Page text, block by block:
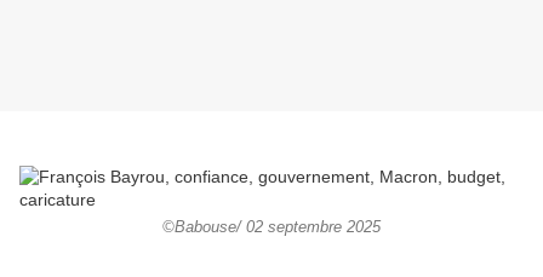
©Babouse/ 02 septembre 2025